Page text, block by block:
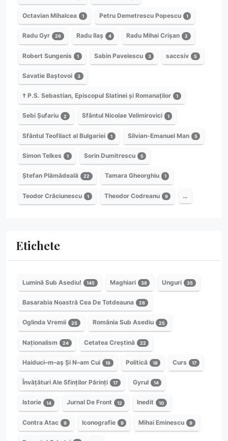
Octavian Mihalcea 1 Petru Demetrescu Popescu 1
Radu Gyr 26 Radu Ilaș 4 Radu Mihai Crișan 2
Robert Sungenis 1 Sabin Pavelescu 3 saccsiv 5
Savatie Baștovoi 3
† P.S. Sebastian, Episcopul Slatinei și Romanaților 1
Sebi Șufariu 2 Sfântul Nicolae Velimirovici 1
Sfântul Teofilact al Bulgariei 1 Silvian-Emanuel Man 5
Simon Telkes 1 Sorin Dumitrescu 5
Ștefan Plămădeală 22 Tamara Gheorghiu 1
Teodor Crăciunescu 1 Theodor Codreanu 9 …
Etichete
Lumină Sub Asediu! 145 Maghiari 38 Unguri 35
Basarabia Noastră Cea De Totdeauna 28
Oglinda Vremii 25 România Sub Asediu 25
Naționalism 24 Cetatea Creștină 22
Haiduci–m–aș Și N–am Cui 18 Politică 18 Curs 17
Învățături Ale Sfinților Părinți 17 Gyrul 14
Istorie 14 Jurnal De Front 12 Inedit 10
Contra Atac 9 Iconografie 9 Mihai Eminescu 9